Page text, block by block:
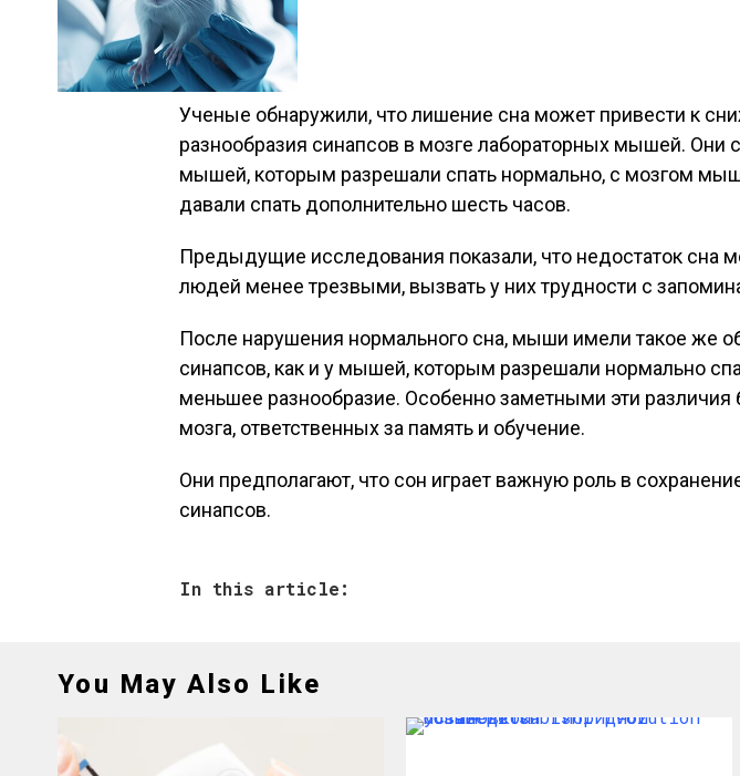
Ученые обнаружили, что лишение сна может привести к
разнообразия синапсов в мозге лабораторных мышей. Они
мышей, которым разрешали спать нормально, с мозгом
давали спать дополнительно шесть часов.
Предыдущие исследования показали, что недостаток сна
людей менее трезвыми, вызвать у них трудности с
После нарушения нормального сна, мыши имели такое же
синапсов, как и у мышей, которым разрешали нормально
меньшее разнообразие. Особенно заметными эти различия
мозга, ответственных за память и обучение.
Они предполагают, что сон играет важную роль в
синапсов.
In this article:
You May Also Like